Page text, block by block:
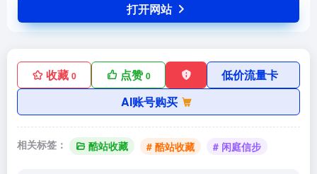
打开网站
收藏 0 点赞0
低价流量卡
AI账号购买
相关标签： 酷站收藏 # 酷站收藏 # 闲庭信步